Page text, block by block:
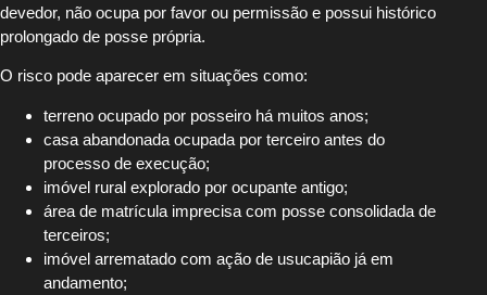
devedor, não ocupa por favor ou permissão e possui histórico
prolongado de posse própria.
O risco pode aparecer em situações como:
terreno ocupado por posseiro há muitos anos;
casa abandonada ocupada por terceiro antes do
processo de execução;
imóvel rural explorado por ocupante antigo;
área de matrícula imprecisa com posse consolidada de
terceiros;
imóvel arrematado com ação de usucapião já em
andamento;